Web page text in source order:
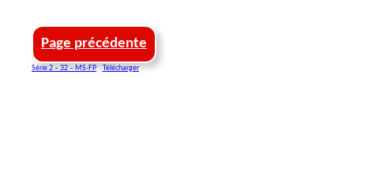
Page précédente
Série 2 – 32 – MS-FP Télécharger